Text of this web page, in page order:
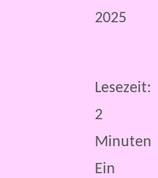
2025
Lesezeit:
2
Minuten
Ein